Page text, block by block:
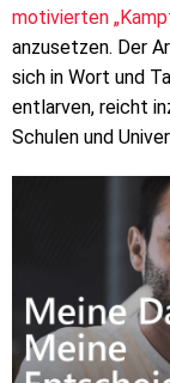
motivierten
anzusetzen. Der
sich in Wort und
entlarven, reicht
Schulen und